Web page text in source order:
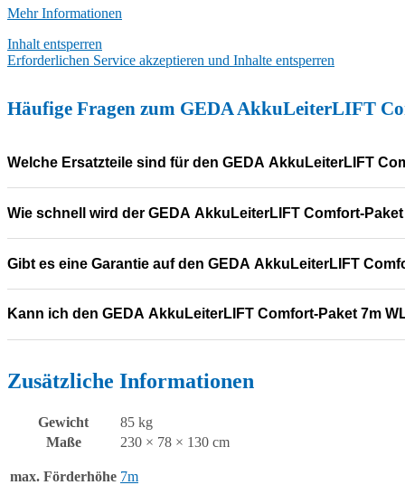
Mehr Informationen
Inhalt entsperren
Erforderlichen Service akzeptieren und Inhalte entsperren
Häufige Fragen zum GEDA AkkuLeiterLIFT
Welche Ersatzteile sind für den GEDA AkkuLeiterLIFT
Wie schnell wird der GEDA AkkuLeiterLIFT Comfort-
Gibt es eine Garantie auf den GEDA AkkuLeiterLIFT
Kann ich den GEDA AkkuLeiterLIFT Comfort-Paket 7m
Zusätzliche Informationen
Gewicht
85 kg
Maße
230 × 78 × 130 cm
max. Förderhöhe 7m